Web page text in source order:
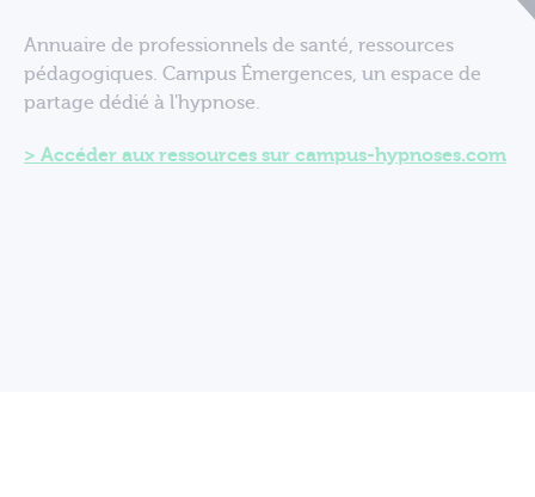
Annuaire de professionnels de santé, ressources
pédagogiques. Campus Émergences, un espace de
partage dédié à l'hypnose.
Accéder aux ressources sur campus-hypnoses.com